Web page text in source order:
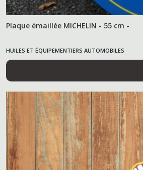
Plaque émaillée MICHELIN - 55 cm -
HUILES ET ÉQUIPEMENTIERS AUTOMOBILES